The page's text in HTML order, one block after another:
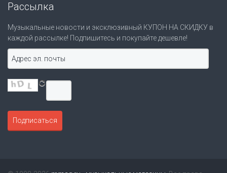
Рассылка
Музыкальные новости и эксклюзивный КУПОН НА СКИДКУ в
каждой рассылке! Подпишитесь и покупайте дешевле!